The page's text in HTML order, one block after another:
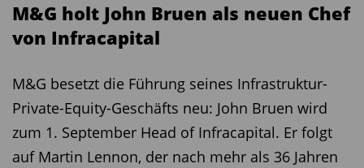
M&G holt John Bruen als neuen Chef
von Infracapital
M&G besetzt die Führung seines Infrastruktur-
Private-Equity-Geschäfts neu: John Bruen wird
zum 1. September Head of Infracapital. Er folgt
auf Martin Lennon, der nach mehr als 36 Jahren